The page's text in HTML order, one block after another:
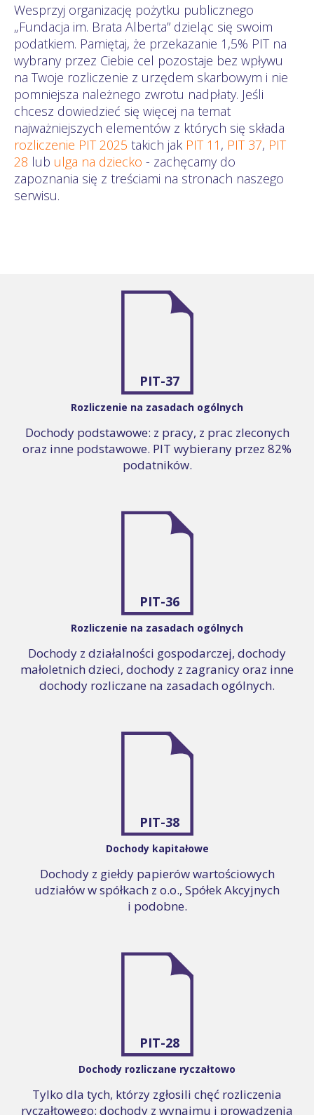
Wesprzyj organizację pożytku publicznego
„Fundacja im. Brata Alberta” dzieląc się swoim
podatkiem. Pamiętaj, że przekazanie 1,5% PIT na
wybrany przez Ciebie cel pozostaje bez wpływu
na Twoje rozliczenie z urzędem skarbowym i nie
pomniejsza należnego zwrotu nadpłaty. Jeśli
chcesz dowiedzieć się więcej na temat
najważniejszych elementów z których się składa
rozliczenie PIT 2025 takich jak PIT 11 , PIT 37, PIT
28 lub ulga na dziecko - zachęcamy do
zapoznania się z treściami na stronach naszego
serwisu.
PIT-37
Rozliczenie na zasadach ogólnych
Dochody podstawowe: z pracy, z prac zleconych
oraz inne podstawowe. PIT wybierany przez 82%
podatników.
PIT-36
Rozliczenie na zasadach ogólnych
Dochody z działalności gospodarczej, dochody
małoletnich dzieci, dochody z zagranicy oraz inne
dochody rozliczane na zasadach ogólnych.
PIT-38
Dochody kapitałowe
Dochody z giełdy papierów wartościowych
udziałów w spółkach z o.o., Spółek Akcyjnych
i podobne.
PIT-28
Dochody rozliczane ryczałtowo
Tylko dla tych, którzy zgłosili chęć rozliczenia
ryczałtowego: dochody z wynajmu i prowadzenia